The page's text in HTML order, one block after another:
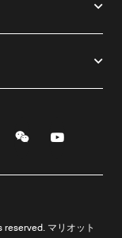
ウで開く
ンドウで開く
Twitter
いウィンドウで開
Messenger
新しいウィンド
新しいウ
マリオット